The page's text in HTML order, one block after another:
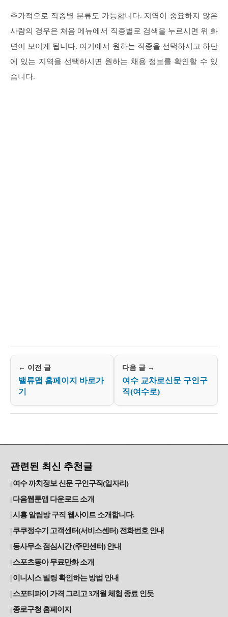
추가적으로 직종별 분류도 가능합니다. 지역이 중요하지 않은
사람의 경우은 처음 메뉴에서 직종별로 검색을 누르시면 위 화
면이 보이게 됩니다. 여기에서 원하는 직종을 선택하시고 하단
에 있는 지역을 선택하시면 원하는 채용 정보를 확인할 수 있
습니다.
← 이전 글
밸류맵 홈페이지 바로가
기
다음 글 →
여수 교차로신문 구인구
직(여수로)
관련된 최신 추천글
여수 까치정보 신문 구인구직(일자리)
다음웹툰앱 다운로드 소개
시흥 알림방 구직 웹사이트 소개합니다.
쿠쿠정수기 고객센터(서비스센터) 전화번호 안내
동사무소 점심시간 (주민센터) 안내
스포츠동아 무료만화 소개
이니시스 빌링 확인하는 방법 안내
스포티파이 가격 그리고 3개월 체험 종료 인듯
종로구청 홈페이지